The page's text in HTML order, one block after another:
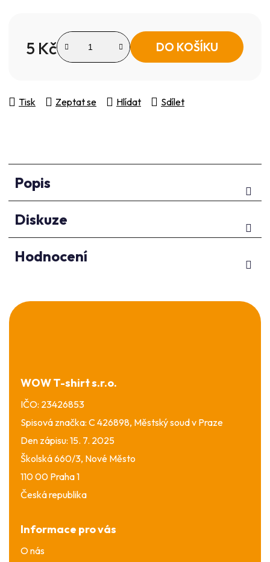
5 Kč
Měrná cena:
DO KOŠÍKU
Tisk Zeptat se Hlídat Sdílet
hvězdiček.
Popis
Diskuze
Hodnocení
Z
á
WOW T-shirt s.r.o.
IČO: 23426853
Spisová značka: C 426898, Městský soud v Praze
Den zápisu: 15. 7. 2025
Školská 660/3, Nové Město
110 00 Praha 1
Česká republika
Informace pro vás
O nás